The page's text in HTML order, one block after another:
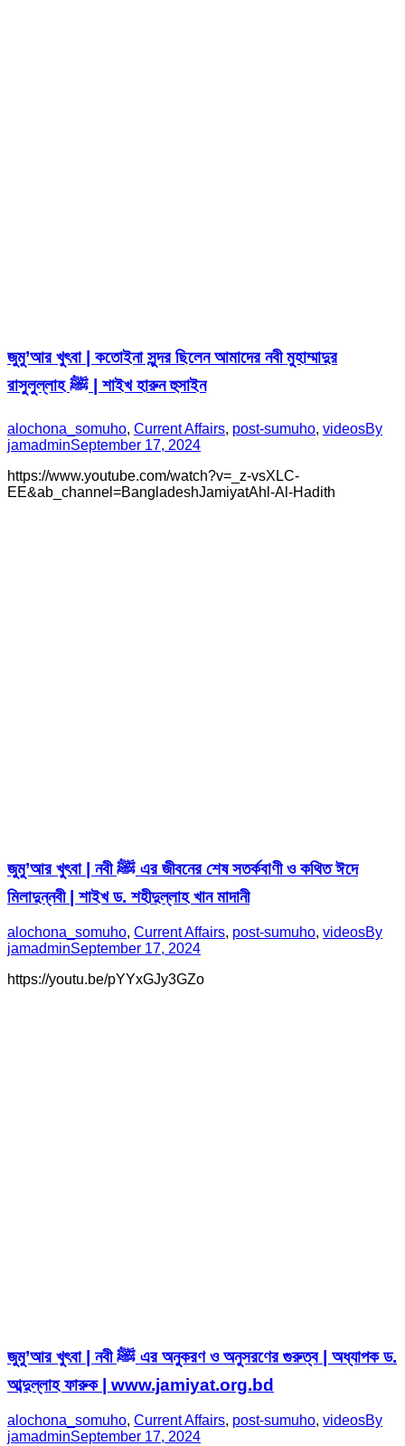
জুমু’আর খুৎবা | কতোইনা সুন্দর ছিলেন আমাদের নবী মুহাম্মাদুর
রাসুলুল্লাহ ﷺ | শাইখ হারুন হুসাইন
alochona_somuho, Current Affairs, post-sumuho, videosBy
jamadminSeptember 17, 2024
https://www.youtube.com/watch?v=_z-vsXLC-
EE&ab_channel=BangladeshJamiyatAhl-Al-Hadith
জুমু’আর খুৎবা | নবী ﷺ এর জীবনের শেষ সতর্কবাণী ও কথিত ঈদে
মিলাদুন্নবী | শাইখ ড. শহীদুল্লাহ খান মাদানী
alochona_somuho, Current Affairs, post-sumuho, videosBy
jamadminSeptember 17, 2024
https://youtu.be/pYYxGJy3GZo
জুমু’আর খুৎবা | নবী ﷺ এর অনুকরণ ও অনুসরণের গুরুত্ব | অধ্যাপক ড.
আব্দুল্লাহ ফারুক | www.jamiyat.org.bd
alochona_somuho, Current Affairs, post-sumuho, videosBy
jamadminSeptember 17, 2024